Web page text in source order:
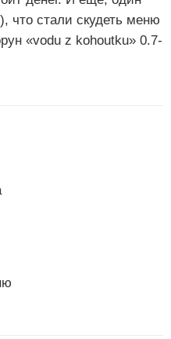
что стали скудеть меню
«vodu z kohoutku» 0.7-